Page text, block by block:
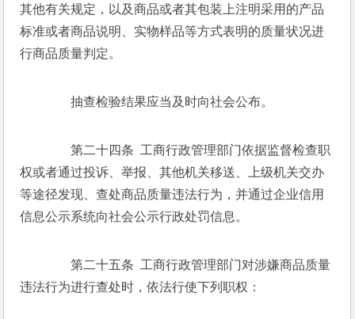
其他有关规定，以及商品或者其包装上注明采用的产品
标准或者商品说明、实物样品等方式表明的质量状况进
行商品质量判定。
抽查检验结果应当及时向社会公布。
第二十四条  工商行政管理部门依据监督检查职
权或者通过投诉、举报、其他机关移送、上级机关交办
等途径发现、查处商品质量违法行为，并通过企业信用
信息公示系统向社会公示行政处罚信息。
第二十五条  工商行政管理部门对涉嫌商品质量
违法行为进行查处时，依法行使下列职权：